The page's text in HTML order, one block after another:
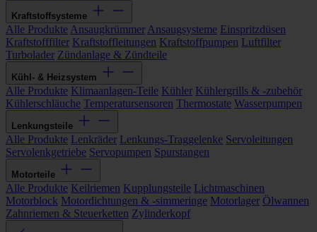
Kraftstoffsysteme
Alle Produkte Ansaugkrümmer Ansaugsysteme Einspritzdüsen
Kraftstofffilter Kraftstoffleitungen Kraftstoffpumpen Luftfilter
Turbolader Zündanlage & Zündteile
Kühl- & Heizsystem
Alle Produkte Klimaanlagen-Teile Kühler Kühlergrills & -zubehör
Kühlerschläuche Temperatursensoren Thermostate Wasserpumpen
Lenkungsteile
Alle Produkte Lenkräder Lenkungs-Traggelenke Servoleitungen
Servolenkgetriebe Servopumpen Spurstangen
Motorteile
Alle Produkte Keilriemen Kupplungsteile Lichtmaschinen
Motorblock Motordichtungen & -simmeringe Motorlager Ölwannen
Zahnriemen & Steuerketten Zylinderkopf